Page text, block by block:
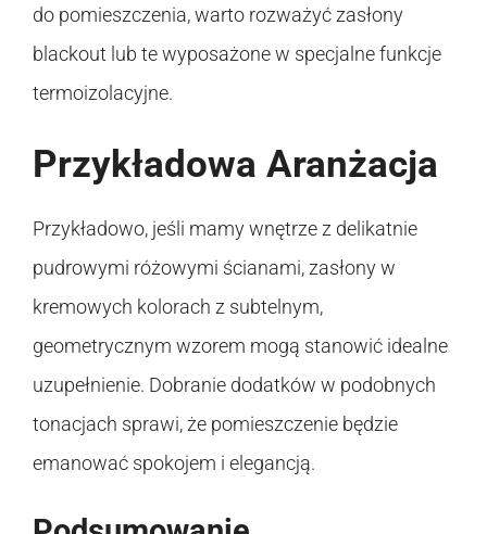
do pomieszczenia, warto rozważyć zasłony
blackout lub te wyposażone w specjalne funkcje
termoizolacyjne.
Przykładowa Aranżacja
Przykładowo, jeśli mamy wnętrze z delikatnie
pudrowymi różowymi ścianami, zasłony w
kremowych kolorach z subtelnym,
geometrycznym wzorem mogą stanowić idealne
uzupełnienie. Dobranie dodatków w podobnych
tonacjach sprawi, że pomieszczenie będzie
emanować spokojem i elegancją.